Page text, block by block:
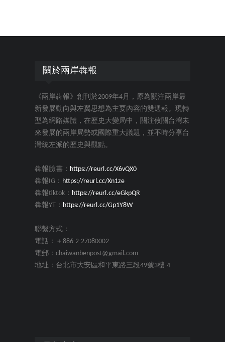
關於兩岸犇報
《兩岸犇報》創刊於2009年4月，原為關注兩岸最
新發展動向與左翼思想為主要內容的雙週報。現轉
型為網路媒體，在歷史大變局中，關注攸關台灣未
來發展的兩岸局勢或國際重大議題，並不時分享台
灣統左派的歷史與觀點。
犇報臉書： https://reurl.cc/X6vQX0
犇報IG： https://reurl.cc/Xn1ze
犇報tiktok： https://reurl.cc/eGkpQR
犇報YT： https://reurl.cc/Gp1Y8W
聯繫方式：
電話：＋886-2-27080002
電郵：chaiwanbenpost@gmail.com
地址：台北市大安區和平東路三段49號3樓-4